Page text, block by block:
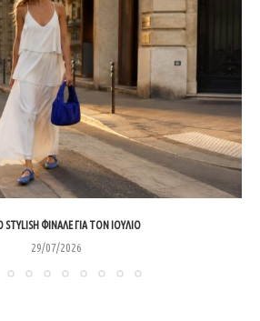
STYLISH ΦΙΝΆΛΕ ΓΙΑ ΤΟΝ ΙΟΎΛΙΟ
29/07/2026